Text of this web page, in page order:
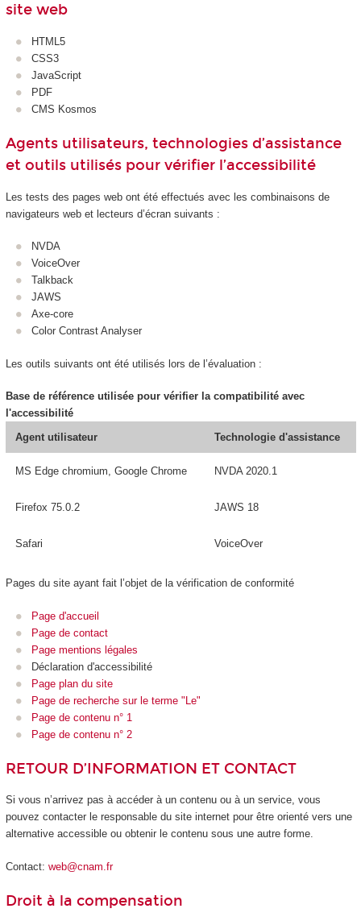
site web
HTML5
CSS3
JavaScript
PDF
CMS Kosmos
Agents utilisateurs, technologies d’assistance
et outils utilisés pour vérifier l’accessibilité
Les tests des pages web ont été effectués avec les combinaisons de
navigateurs web et lecteurs d’écran suivants :
NVDA
VoiceOver
Talkback
JAWS
Axe-core
Color Contrast Analyser
Les outils suivants ont été utilisés lors de l’évaluation :
Base de référence utilisée pour vérifier la compatibilité avec
l'accessibilité
Agent utilisateur
Technologie d'assistance
MS Edge chromium, Google Chrome NVDA 2020.1
Firefox 75.0.2 JAWS 18
Safari VoiceOver
Pages du site ayant fait l’objet de la vérification de conformité
Page d'accueil
Page de contact
Page mentions légales
Déclaration d'accessibilité
Page plan du site
Page de recherche sur le terme "Le"
Page de contenu n° 1
Page de contenu n° 2
RETOUR D’INFORMATION ET CONTACT
Si vous n’arrivez pas à accéder à un contenu ou à un service, vous
pouvez contacter le responsable du site internet pour être orienté vers une
alternative accessible ou obtenir le contenu sous une autre forme.
Contact: web@cnam.fr
Droit à la compensation